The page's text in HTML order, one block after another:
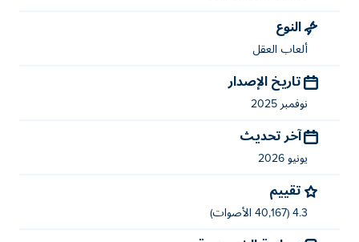
يمكنك لعب World of Screw مجانًا على Poki.
المحمولة وسطح المكتب؟
والأجهزة المحمولة مثل الهواتف والأجهزة اللوحية.
النوع
ألعاب العقل
تاريخ الإصدار
نوفمبر 2025
آخر تحديث
يونيو 2026
تقييم
4.3 (40,167 الأصوات)